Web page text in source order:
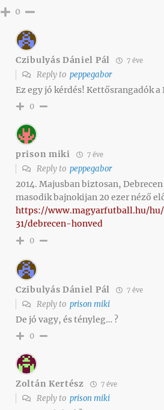
0
Czibulyás Dániel Pál 7 éve
Reply to peppegabor
Ez egy jó kérdés! Kettősrangadók
0
prison miki 7 éve
Reply to peppegabor
2014. Majusban biztosan,
masodik bajnokijan 20 ezer néző
https://www.magyarfutball.hu/
31/debrecen-honved
0
Czibulyás Dániel Pál 7 éve
Reply to prison miki
De jó vagy, és tényleg… ?
0
Zoltán Kertész 7 éve
Reply to prison miki